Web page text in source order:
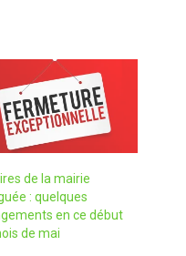
de la mairie
: quelques
en ce début
de mai